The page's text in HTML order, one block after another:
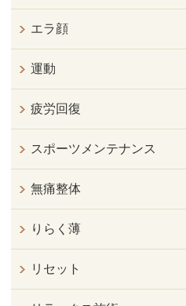
エラ顔
運動
疲労回復
スポーツメンテナンス
無痛整体
りらく薄
リセット